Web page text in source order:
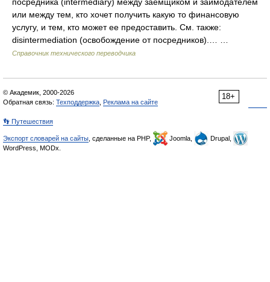
или между тем, кто хочет получить какую то финансовую
услугу, и тем, кто может ее предоставить. См. также:
disintermediation (освобождение от посредников).… …
Справочник технического переводчика
18+
© Академик, 2000-2026
Обратная связь: Техподдержка Реклама на сайте
👣 Путешествия
Экспорт словарей на сайты , сделанные на PHP, Joomla,
Drupal,
WordPress, MODx.